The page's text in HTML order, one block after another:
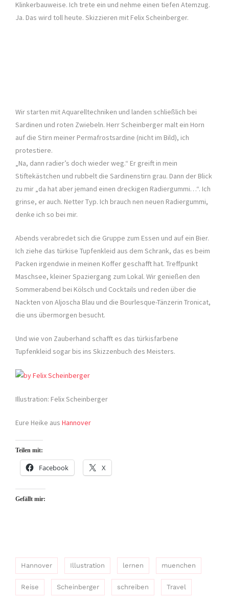
Klinkerbauweise. Ich trete ein und nehme einen tiefen Atemzug.
Ja. Das wird toll heute. Skizzieren mit Felix Scheinberger.
Wir starten mit Aquarelltechniken und landen schließlich bei
Sardinen und roten Zwiebeln. Herr Scheinberger malt ein Horn
auf die Stirn meiner Permafrostsardine (nicht im Bild), ich
protestiere.
„Na, dann radier’s doch wieder weg.“ Er greift in mein
Stiftekästchen und rubbelt die Sardinenstirn grau. Dann der Blick
zu mir „da hat aber jemand einen dreckigen Radiergummi…“. Ich
grinse, er auch. Netter Typ. Ich brauch nen neuen Radiergummi,
denke ich so bei mir.
Abends verabredet sich die Gruppe zum Essen und auf ein Bier.
Ich ziehe das türkise Tupfenkleid aus dem Schrank, das es beim
Packen irgendwie in meinen Koffer geschafft hat. Treffpunkt
Maschsee, kleiner Spaziergang zum Lokal. Wir genießen den
Sommerabend bei Kölsch und Cocktails und reden über die
Nackten von Aljoscha Blau und die Bourlesque-Tänzerin Tronicat,
die uns übermorgen besucht.
Und wie von Zauberhand schafft es das türkisfarbene
Tupfenkleid sogar bis ins Skizzenbuch des Meisters.
Illustration: Felix Scheinberger
Eure Heike aus Hannover
Teilen mit:
Facebook X
Gefällt mir:
Hannover Illustration lernen muenchen
Reise Scheinberger schreiben Travel